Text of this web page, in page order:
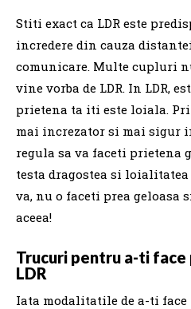
Stiti exact ca LDR este
incredere din cauza
comunicare. Multe cupluri
vine vorba de LDR. In LDR,
prietena ta iti este loiala.
mai increzator si mai sigur
regula sa va faceti prietena
testa dragostea si loialitatea
va, nu o faceti prea geloasa
aceea!
Trucuri pentru a-ti
LDR
Iata modalitatile de a-ti